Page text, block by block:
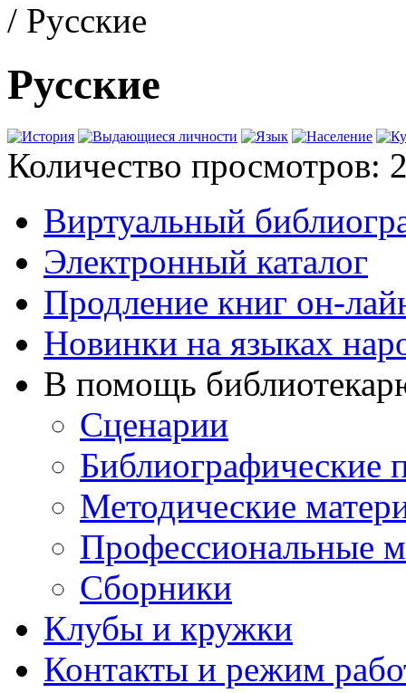
/ Русские
Русские
Количество просмотров:
Виртуальный
Электронный каталог
Продление книг он-
Новинки на языках
В помощь
Сценарии
Библиографические
Методические
Профессиональные
Сборники
Клубы и кружки
Контакты и режим